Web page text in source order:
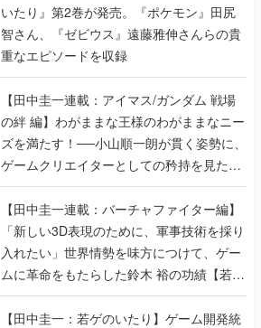
いたり』第2巻が発売。『ポケモン』田尻
智さん、『ゼビウス』遠藤雅伸さんらの貴
重なエピソードを収録
【田中圭一連載：アイマス/ガンダム 戦場
の絆 編】わがままな王様のわがままなニー
ズを満たす！──小山順一朗が貫く姿勢に、
ゲームクリエイターとしての矜持を見た
【若ゲのいたり最終回】
【田中圭一連載：バーチャファイター編】
「新しい3D表現のために、軍事技術を採り
入れたい」世界情勢を味方につけて、ゲー
ムに革命をもたらした鈴木 裕の功績【若ゲ
のいたり】
【田中圭一：若ゲのいたり】ゲーム開発統